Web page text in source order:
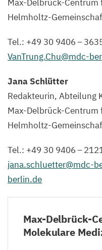
Max-Delbrück-
Helmholtz-
Tel.: +49 30 9406–
VanTrung.​Chu@​mdc-​
Jana Schlütter
Redakteurin, Abteilung
Max-Delbrück-
Helmholtz-
Tel.: +49 30 9406–
jana.​schluetter@​mdc-​
berlin.​de
Max-Delbrück-
Molekulare